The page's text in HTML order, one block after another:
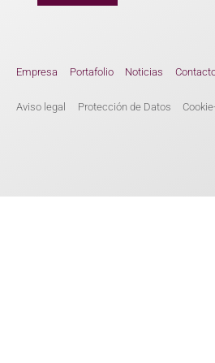
Empresa Portafolio Noticias
Aviso legal Protección de Datos